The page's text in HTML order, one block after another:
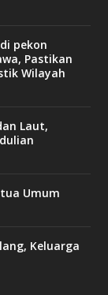
pekon
Pastikan
Wilayah
Laut,
Umum
Keluarga